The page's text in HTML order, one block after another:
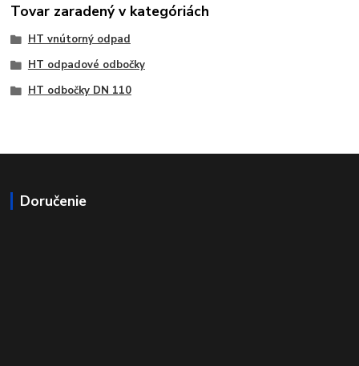
Tovar zaradený v kategóriách
HT vnútorný odpad
HT odpadové odbočky
HT odbočky DN 110
Doručenie